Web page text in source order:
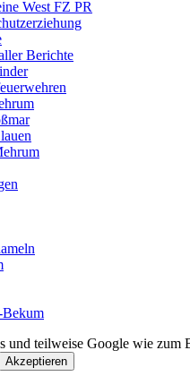
West FZ PR
Berichte
Bekum
und teilweise Google wie zum
Akzeptieren